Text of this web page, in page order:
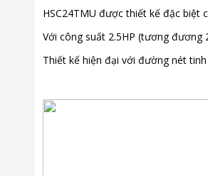
Khoảng giá
HSC24TMU được thiết kế đặc biệt
Với công suất 2.5HP (tương
Thiết kế hiện đại với đường nét